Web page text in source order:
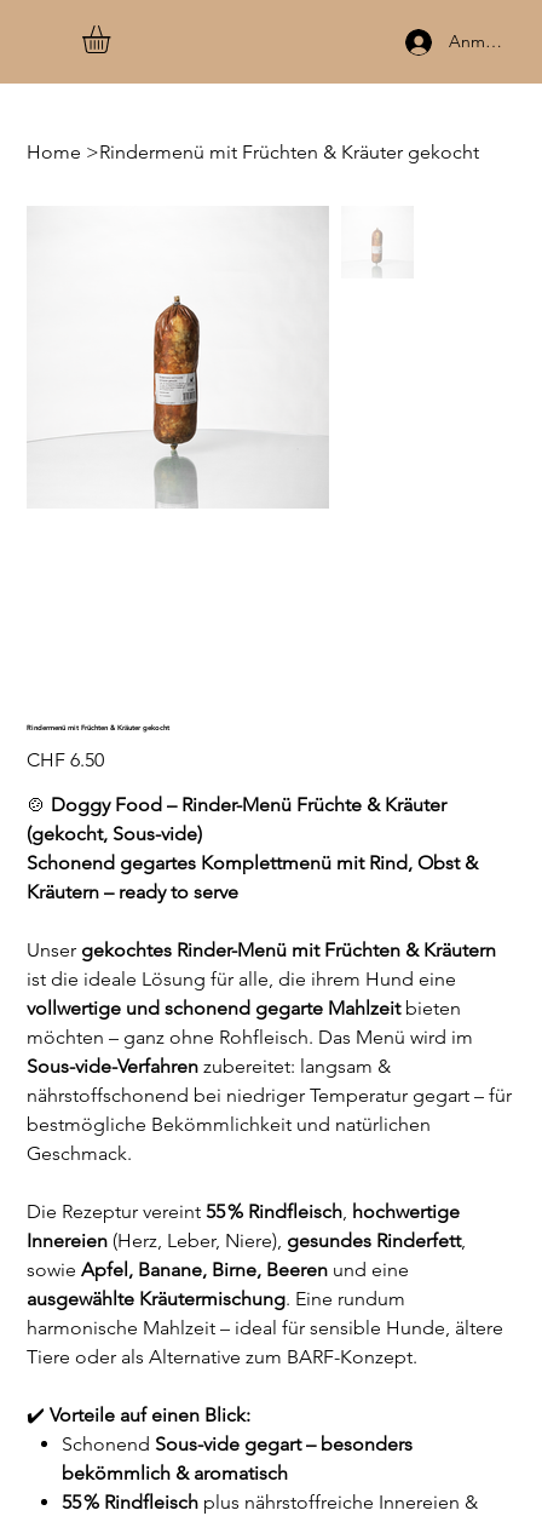
Anmelden
Home >Rindermenü mit Früchten & Kräuter gekocht
Rindermenü mit Früchten & Kräuter gekocht
Preis
CHF 6.50
🍲 Doggy Food – Rinder-Menü Früchte & Kräuter
(gekocht, Sous-vide)
Schonend gegartes Komplettmenü mit Rind, Obst &
Kräutern – ready to serve
Unser gekochtes Rinder-Menü mit Früchten & Kräutern
ist die ideale Lösung für alle, die ihrem Hund eine
vollwertige und schonend gegarte Mahlzeitbieten
möchten – ganz ohne Rohfleisch. Das Menü wird im
Sous-vide-Verfahren zubereitet: langsam &
nährstoffschonend bei niedriger Temperatur gegart – für
bestmögliche Bekömmlichkeit und natürlichen
Geschmack.
Die Rezeptur vereint55 % Rindfleisch, hochwertige
Innereien (Herz, Leber, Niere), gesundes Rinderfett,
sowieApfel, Banane, Birne, Beeren und eine
ausgewählte Kräutermischung. Eine rundum
harmonische Mahlzeit – ideal für sensible Hunde, ältere
Tiere oder als Alternative zum BARF-Konzept.
✔️Vorteile auf einen Blick:
Schonend Sous-vide gegart – besonders
bekömmlich & aromatisch
55 % Rindfleisch plus nährstoffreiche Innereien &